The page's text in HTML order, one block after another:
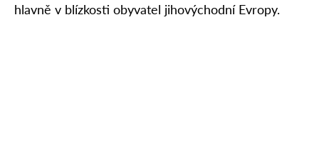
hlavně v blízkosti obyvatel jihovýchodní Evropy.